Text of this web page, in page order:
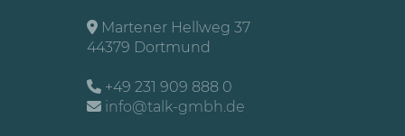
Martener Hellweg 37
44379 Dortmund
+49 231 909 888 0
info@talk-gmbh.de